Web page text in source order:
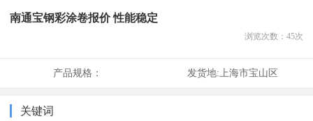
南通宝钢彩涂卷报价 性能稳定
浏览次数： 45次
产品规格： 发货地: 上海市宝山区
关键词